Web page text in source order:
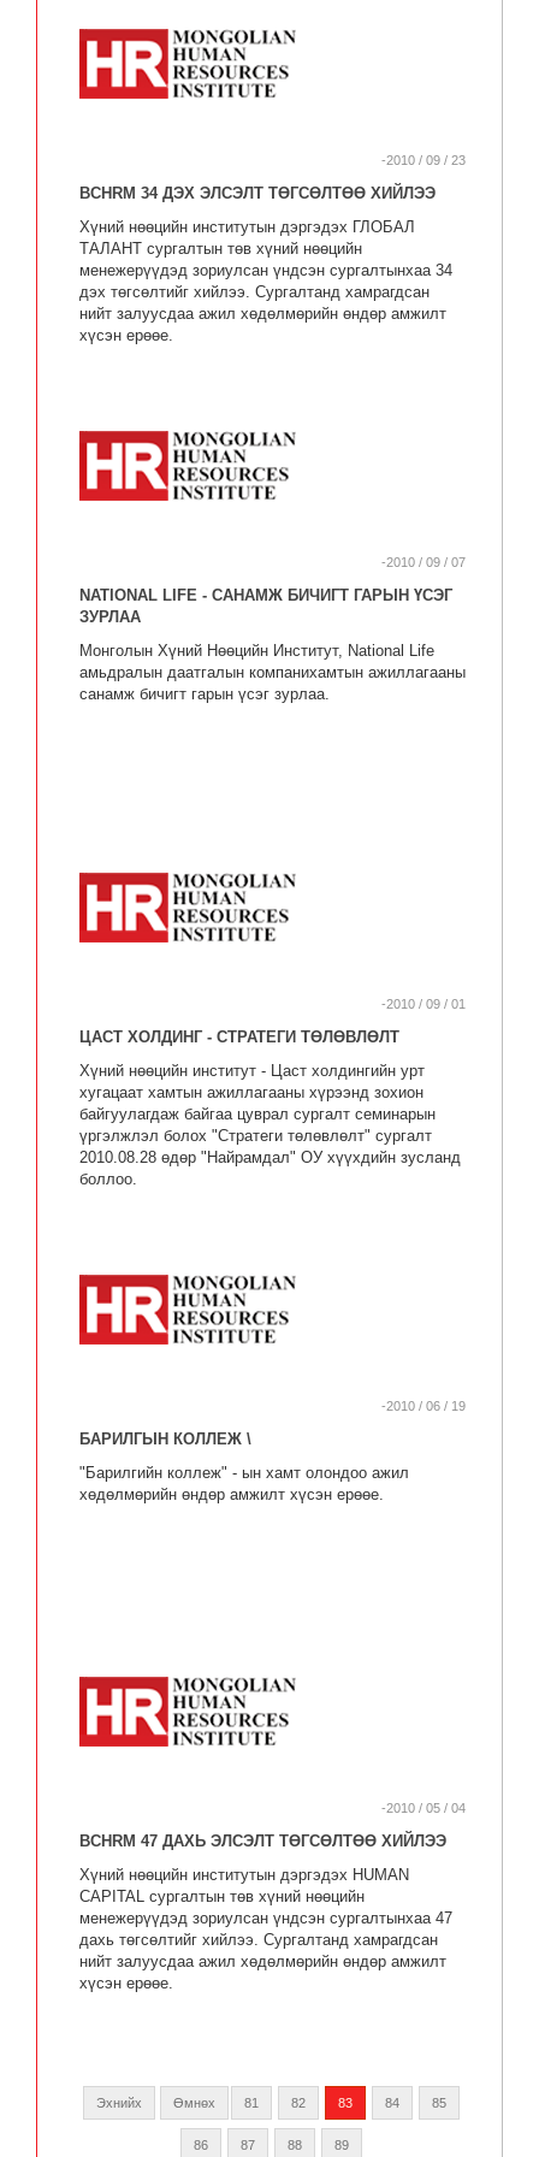
-2010 / 09 / 23
BCHRM 34 ДЭХ ЭЛСЭЛТ ТӨГСӨЛТӨӨ ХИЙЛЭЭ
Хүний нөөцийн институтын дэргэдэх ГЛОБАЛ
ТАЛАНТ сургалтын төв хүний нөөцийн
менежерүүдэд зориулсан үндсэн сургалтынхаа 34
дэх төгсөлтийг хийлээ. Сургалтанд хамрагдсан
нийт залуусдаа ажил хөдөлмөрийн өндөр амжилт
хүсэн ерөөе.
-2010 / 09 / 07
NATIONAL LIFE - САНАМЖ БИЧИГТ ГАРЫН ҮСЭГ
ЗУРЛАА
Монголын Хүний Нөөцийн Институт, National Life
амьдралын даатгалын компанихамтын ажиллагааны
санамж бичигт гарын үсэг зурлаа.
-2010 / 09 / 01
ЦАСТ ХОЛДИНГ - СТРАТЕГИ ТӨЛӨВЛӨЛТ
Хүний нөөцийн институт - Цаст холдингийн урт
хугацаат хамтын ажиллагааны хүрээнд зохион
байгуулагдаж байгаа цуврал сургалт семинарын
үргэлжлэл болох "Стратеги төлөвлөлт" сургалт
2010.08.28 өдөр "Найрамдал" ОУ хүүхдийн зусланд
боллоо.
-2010 / 06 / 19
БАРИЛГЫН КОЛЛЕЖ \
"Барилгийн коллеж" - ын хамт олондоо ажил
хөдөлмөрийн өндөр амжилт хүсэн ерөөе.
-2010 / 05 / 04
BCHRM 47 ДАХЬ ЭЛСЭЛТ ТӨГСӨЛТӨӨ ХИЙЛЭЭ
Хүний нөөцийн институтын дэргэдэх HUMAN
CAPITAL сургалтын төв хүний нөөцийн
менежерүүдэд зориулсан үндсэн сургалтынхаа 47
дахь төгсөлтийг хийлээ. Сургалтанд хамрагдсан
нийт залуусдаа ажил хөдөлмөрийн өндөр амжилт
хүсэн ерөөе.
Эхнийх Өмнөх 81 82 83 84 85
86 87 88 89